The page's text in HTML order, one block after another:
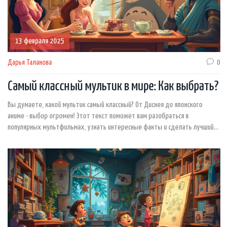
13 февраля 2025
Дарья Таланова 0
Самый классный мультик в мире: Как выбрать?
Вы думаете, какой мультик самый классный? От Диснея до японского
аниме - выбор огромен! Этот текст поможет вам разобраться в
популярных мультфильмах, узнать интересные факты и сделать лучший
анимации, ведь он ждет вашего внимания!